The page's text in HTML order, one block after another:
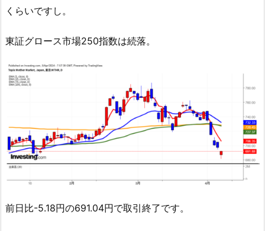
くらいですし。
東証グロース市場250指数は続落。
前日比-5.18円の691.04円で取引終了です。